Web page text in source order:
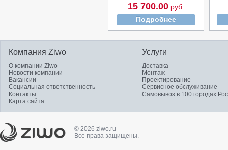
15 700.00 руб.
Подробнее
Компания Ziwo
О компании Ziwo
Новости компании
Вакансии
Социальная ответственность
Контакты
Карта сайта
Услуги
Доставка
Монтаж
Проектирование
Сервисное обслуживание
Самовывоз в 100 городах
© 2026 ziwo.ru
Все права защищены.